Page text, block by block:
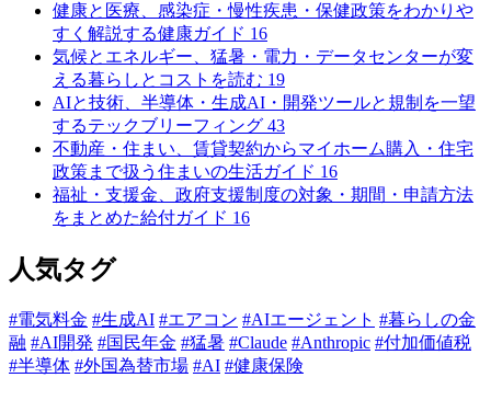
健康と医療、感染症・慢性疾患・保健政策をわかりや
すく解説する健康ガイド 16
気候とエネルギー、猛暑・電力・データセンターが変
える暮らしとコストを読む 19
AIと技術、半導体・生成AI・開発ツールと規制を一望
するテックブリーフィング 43
不動産・住まい、賃貸契約からマイホーム購入・住宅
政策まで扱う住まいの生活ガイド 16
福祉・支援金、政府支援制度の対象・期間・申請方法
をまとめた給付ガイド 16
人気タグ
#電気料金 #生成AI #エアコン #AIエージェント #暮らしの金
融 #AI開発 #国民年金 #猛暑 #Claude #Anthropic #付加価値税
#半導体 #外国為替市場 #AI #健康保険